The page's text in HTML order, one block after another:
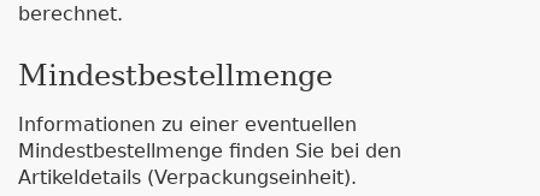
berechnet.
Mindestbestellmenge
Informationen zu einer eventuellen
Mindestbestellmenge finden Sie bei den
Artikeldetails (Verpackungseinheit).